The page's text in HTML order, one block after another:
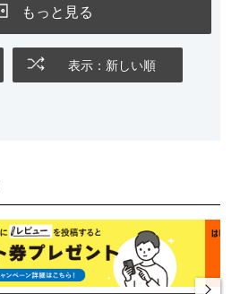
もっと見る
表示：新しい順